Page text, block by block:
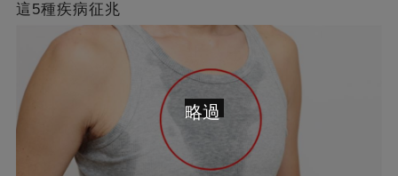
這5種疾病征兆
略過